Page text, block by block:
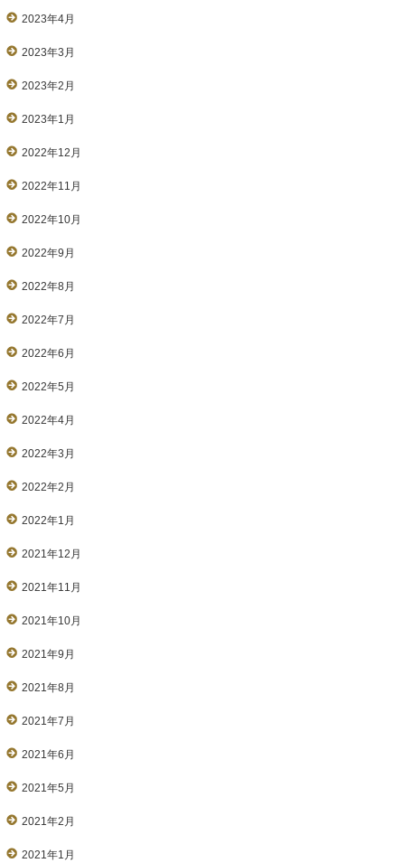
2023年4月
2023年3月
2023年2月
2023年1月
2022年12月
2022年11月
2022年10月
2022年9月
2022年8月
2022年7月
2022年6月
2022年5月
2022年4月
2022年3月
2022年2月
2022年1月
2021年12月
2021年11月
2021年10月
2021年9月
2021年8月
2021年7月
2021年6月
2021年5月
2021年2月
2021年1月